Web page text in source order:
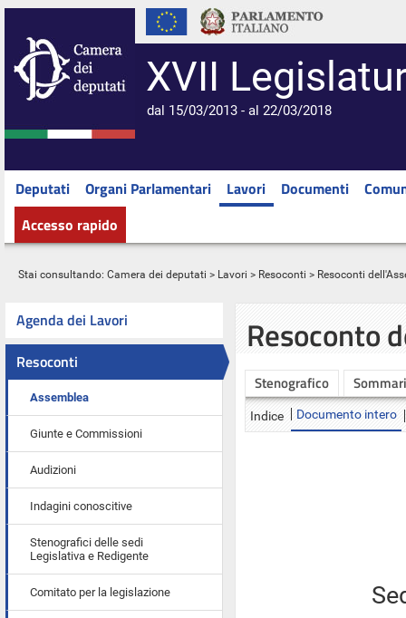
XVII
dal 15/03/2013 - al 22/03/2018
Deputati Organi Parlamentari Lavori Documenti
Accesso rapido
Stai consultando: Camera dei deputati > Lavori > Resoconti > Resoconti
Agenda dei Lavori
Resoconti
Assemblea
Giunte e Commissioni
Audizioni
Indagini conoscitive
Stenografici delle sedi
Legislativa e Redigente
Comitato per la legislazione
Resoconto
Stenografico
Indice Documento intero